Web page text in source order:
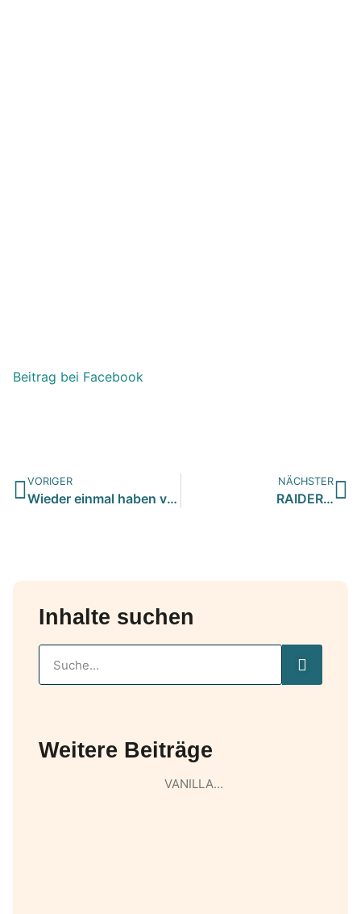
Beitrag bei Facebook
VORIGER
Wieder einmal haben vier Fellnasen über ihre Pflegestellen r…
NÄCHSTER
RAIDER…
Inhalte suchen
Weitere Beiträge
VANILLA…